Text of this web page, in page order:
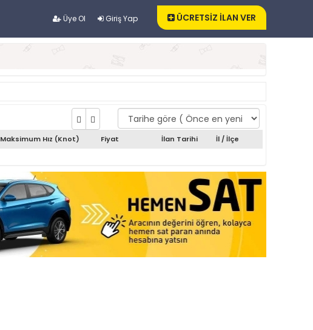
Üye Ol Giriş Yap ÜCRETSİZ İLAN VER
Maksimum Hız (Knot) Fiyat İlan Tarihi İl / İlçe